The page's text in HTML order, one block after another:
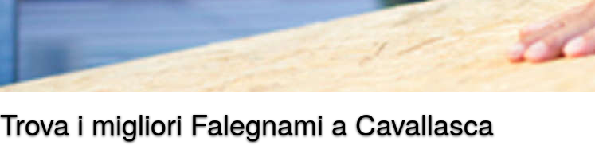
Trova i migliori Falegnami a Cavallasca